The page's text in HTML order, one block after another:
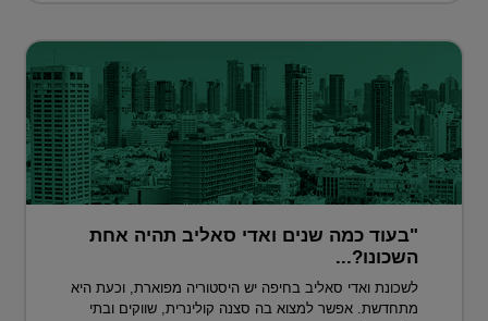
"בעוד כמה שנים ואדי סאליב תהיה אחת
השכונו?...
לשכונת ואדי סאליב בחיפה יש היסטוריה מפוארת, וכעת היא
מתחדשת. אפשר למצוא בה סצנה קולינרית, שווקים ובתי